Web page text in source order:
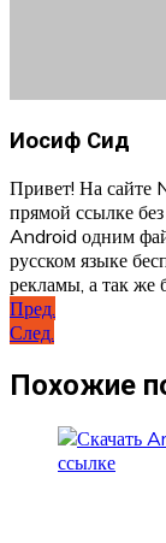
Иосиф Сид
Привет! На сайте
прямой ссылке
Android одним
русском языке
рекламы, а так же
Навигация
по
записям
Пред.
След.
Похожие